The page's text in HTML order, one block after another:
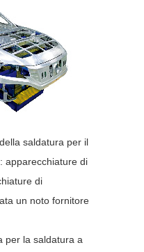
saldatura per il
apparecchiature di
di
un noto fornitore
per la saldatura a